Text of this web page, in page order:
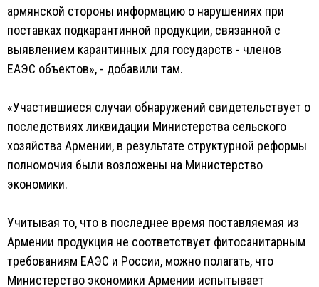
армянской стороны информацию о нарушениях при
поставках подкарантинной продукции, связанной с
выявлением карантинных для государств - членов
ЕАЭС объектов», - добавили там.
«Участившиеся случаи обнаружений свидетельствует о
последствиях ликвидации Министерства сельского
хозяйства Армении, в результате структурной реформы
полномочия были возложены на Министерство
экономики.
Учитывая то, что в последнее время поставляемая из
Армении продукция не соответствует фитосанитарным
требованиям ЕАЭС и России, можно полагать, что
Министерство экономики Армении испытывает